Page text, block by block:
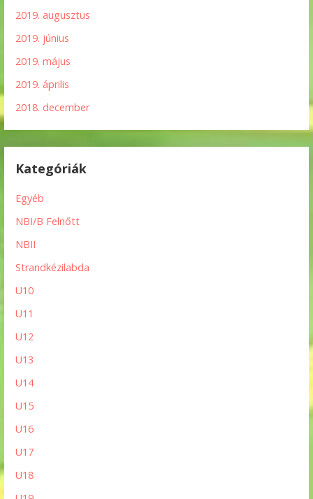
2019. augusztus
2019. június
2019. május
2019. április
2018. december
Kategóriák
Egyéb
NBI/B Felnőtt
NBII
Strandkézilabda
U10
U11
U12
U13
U14
U15
U16
U17
U18